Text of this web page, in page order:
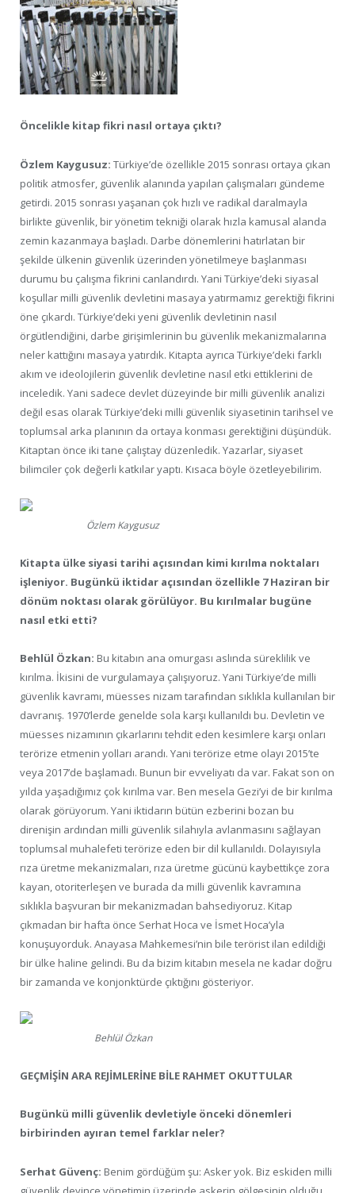
Öncelikle kitap fikri nasıl ortaya çıktı?
Özlem Kaygusuz: Türkiye’de özellikle 2015 sonrası ortaya çıkan
politik atmosfer, güvenlik alanında yapılan çalışmaları gündeme
getirdi. 2015 sonrası yaşanan çok hızlı ve radikal daralmayla
birlikte güvenlik, bir yönetim tekniği olarak hızla kamusal alanda
zemin kazanmaya başladı. Darbe dönemlerini hatırlatan bir
şekilde ülkenin güvenlik üzerinden yönetilmeye başlanması
durumu bu çalışma fikrini canlandırdı. Yani Türkiye’deki siyasal
koşullar milli güvenlik devletini masaya yatırmamız gerektiği fikrini
öne çıkardı. Türkiye’deki yeni güvenlik devletinin nasıl
örgütlendiğini, darbe girişimlerinin bu güvenlik mekanizmalarına
neler kattığını masaya yatırdık. Kitapta ayrıca Türkiye’deki farklı
akım ve ideolojilerin güvenlik devletine nasıl etki ettiklerini de
inceledik. Yani sadece devlet düzeyinde bir milli güvenlik analizi
değil esas olarak Türkiye’deki milli güvenlik siyasetinin tarihsel ve
toplumsal arka planının da ortaya konması gerektiğini düşündük.
Kitaptan önce iki tane çalıştay düzenledik. Yazarlar, siyaset
bilimciler çok değerli katkılar yaptı. Kısaca böyle özetleyebilirim.
Özlem Kaygusuz
Kitapta ülke siyasi tarihi açısından kimi kırılma noktaları
işleniyor. Bugünkü iktidar açısından özellikle 7 Haziran bir
dönüm noktası olarak görülüyor. Bu kırılmalar bugüne
nasıl etki etti?
Behlül Özkan: Bu kitabın ana omurgası aslında süreklilik ve
kırılma. İkisini de vurgulamaya çalışıyoruz. Yani Türkiye’de milli
güvenlik kavramı, müesses nizam tarafından sıklıkla kullanılan bir
davranış. 1970’lerde genelde sola karşı kullanıldı bu. Devletin ve
müesses nizamının çıkarlarını tehdit eden kesimlere karşı onları
terörize etmenin yolları arandı. Yani terörize etme olayı 2015’te
veya 2017’de başlamadı. Bunun bir evveliyatı da var. Fakat son on
yılda yaşadığımız çok kırılma var. Ben mesela Gezi’yi de bir kırılma
olarak görüyorum. Yani iktidarın bütün ezberini bozan bu
direnişin ardından milli güvenlik silahıyla avlanmasını sağlayan
toplumsal muhalefeti terörize eden bir dil kullanıldı. Dolayısıyla
rıza üretme mekanizmaları, rıza üretme gücünü kaybettikçe zora
kayan, otoriterleşen ve burada da milli güvenlik kavramına
sıklıkla başvuran bir mekanizmadan bahsediyoruz. Kitap
çıkmadan bir hafta önce Serhat Hoca ve İsmet Hoca’yla
konuşuyorduk. Anayasa Mahkemesi’nin bile terörist ilan edildiği
bir ülke haline gelindi. Bu da bizim kitabın mesela ne kadar doğru
bir zamanda ve konjonktürde çıktığını gösteriyor.
Behlül Özkan
GEÇMİŞİN ARA REJİMLERİNE BİLE RAHMET OKUTTULAR
Bugünkü milli güvenlik devletiyle önceki dönemleri
birbirinden ayıran temel farklar neler?
Serhat Güvenç: Benim gördüğüm şu: Asker yok. Biz eskiden milli